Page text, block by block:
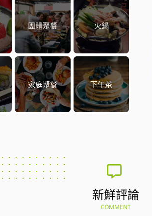
團體聚餐 火鍋
家庭聚餐 下午茶
新鮮評論
COMMENT